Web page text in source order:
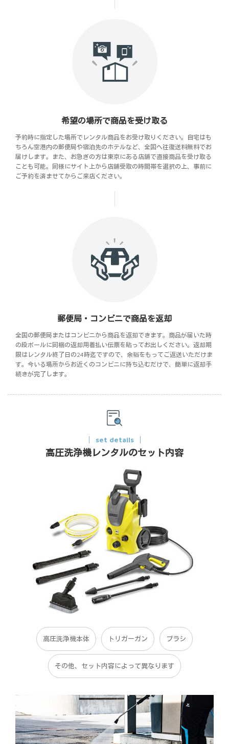
希望の場所で商品を受け取る
予約時に指定した場所でレンタル商品をお受け取りください。自宅はも
ちろん空港内の郵便局や宿泊先のホテルなど、全国へ往復送料無料でお
届けします。また、お急ぎの方は東京にある店舗で直接商品を受け取る
ことも可能。同様にサイト上から店舗受取の時間帯を選択の上、事前に
ご予約を済ませてからご来店ください。
郵便局・コンビニで商品を返却
全国の郵便局またはコンビニから商品を返却できます。商品が届いた時
の段ボールに同梱の返却用着払い伝票を貼ってお出しください。返却期
限はレンタル終了日の24時迄ですので、余裕をもってご返送いただけま
す。今いる場所からお近くのコンビニに持ち込むだけで、簡単に返却手
続きが完了します。
set details
高圧洗浄機レンタルのセット内容
高圧洗浄機本体 トリガーガン ブラシ
その他、セット内容によって異なります